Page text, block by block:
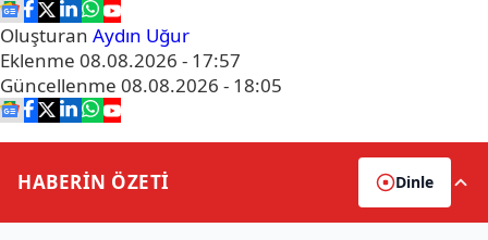
Oluşturan Aydın Uğur
Eklenme 08.08.2026 - 17:57
Güncellenme 08.08.2026 - 18:05
HABERİN ÖZETİ Dinle